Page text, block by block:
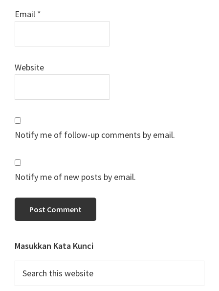
Email *
Website
Notify me of follow-up comments by email.
Notify me of new posts by email.
Primary
Sidebar
Masukkan Kata Kunci
this